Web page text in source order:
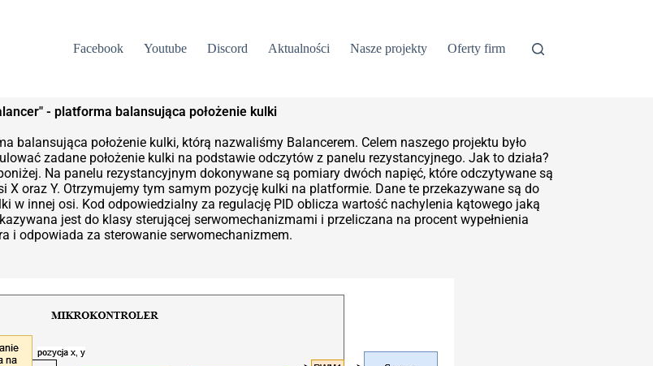
Facebook Youtube Discord Aktualności Nasze projekty Oferty firm
- platforma balansująca położenie kulki
balansująca położenie kulki, którą nazwaliśmy Balancerem. Celem naszego projektu było
zadane położenie kulki na podstawie odczytów z panelu rezystancyjnego. Jak to działa?
Na panelu rezystancyjnym dokonywane są pomiary dwóch napięć, które odczytywane są
X oraz Y. Otrzymujemy tym samym pozycję kulki na platformie. Dane te przekazywane są do
w innej osi. Kod odpowiedzialny za regulację PID oblicza wartość nachylenia kątowego jaką
jest do klasy sterującej serwomechanizmami i przeliczana na procent wypełnienia
i odpowiada za sterowanie serwomechanizmem.